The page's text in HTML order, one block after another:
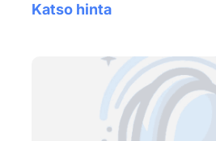
Katso hinta